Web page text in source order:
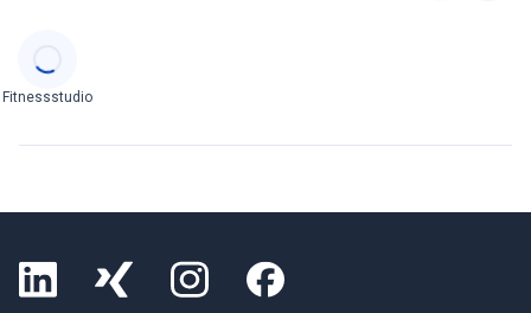
Fitnessstudio